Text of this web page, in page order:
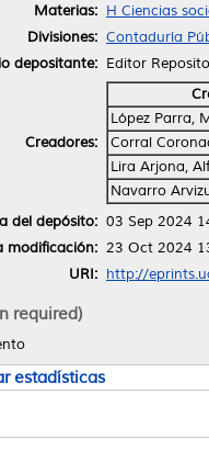
Materias: H Ciencias
Divisiones: Contaduría
depositante: Editor
Creadores:
López Parra,
Corral
Lira Arjona,
Navarro
del depósito: 03 Sep 2024
modificación: 23 Oct 2024
URI: http://
required)
estadísticas